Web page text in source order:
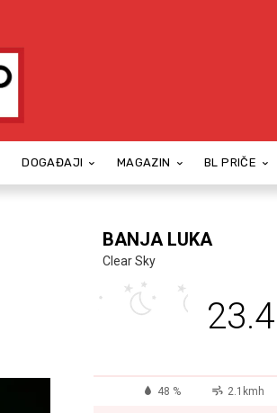
DOGAĐAJI MAGAZIN BL PRIČE
BANJA LUKA
Clear Sky
23.4
48 % 2.1kmh